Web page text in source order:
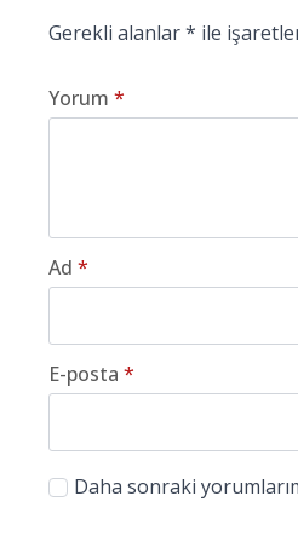
Gerekli alanlar* ile
Yorum *
Ad *
E-posta *
Daha sonraki